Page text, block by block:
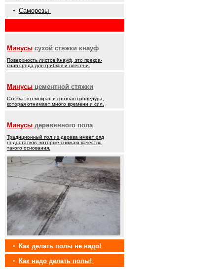
• Саморезы
Минусы сухой стяжки кнауф
Поверхность листов Кнауф, это прекра-
сная среда для грибков и плесени.
Минусы цементной стяжки
Стяжка это мокрая и грязная процедура,
которая отнимает много времени и сил.
Минусы деревянного пола
Традиционный пол из дерева имеет ряд
недостатков, которые снижаю качество
такого основания.
•
Как делать полы не надо!
•
Как надо делать полы!